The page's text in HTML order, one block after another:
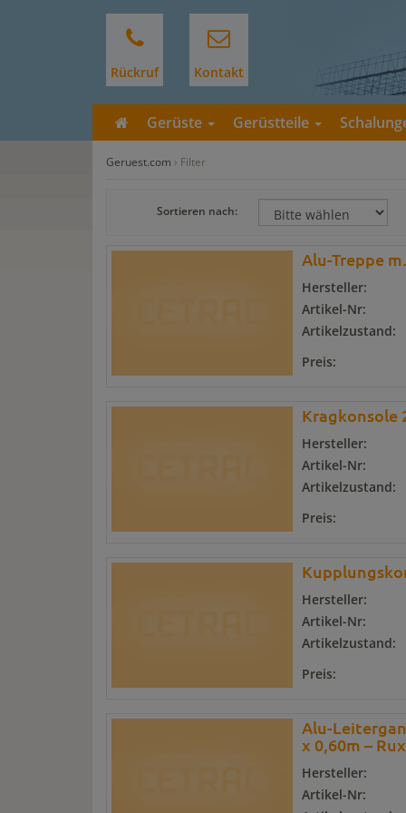
Rückruf Kontakt
Gerüste Gerüstteile
Geruest.com › Filter
Sortieren nach:
Alu-Treppe
Hersteller:
Artikel-Nr:
Artikelzustand:
Preis:
Kragkonsole
Hersteller:
Artikel-Nr:
Artikelzustand:
Preis:
Hersteller:
Artikel-Nr:
Artikelzustand:
Preis:
Alu-
x 0,60m – Rux
Hersteller:
Artikel-Nr: